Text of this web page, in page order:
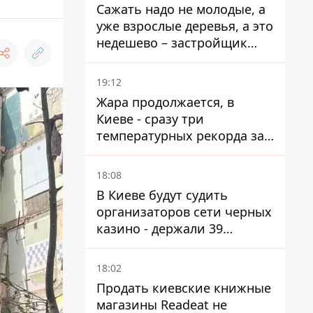
Сажать надо не молодые, а
уже взрослые деревья, а это
недешево – застройщик
Никонов
19:12
Жара продолжается, в
Киеве - сразу три
температурных рекорда за
день
18:08
В Киеве будут судить
организаторов сети черных
казино - держали 39
заведений
18:02
Продать киевские книжные
магазины Readeat не